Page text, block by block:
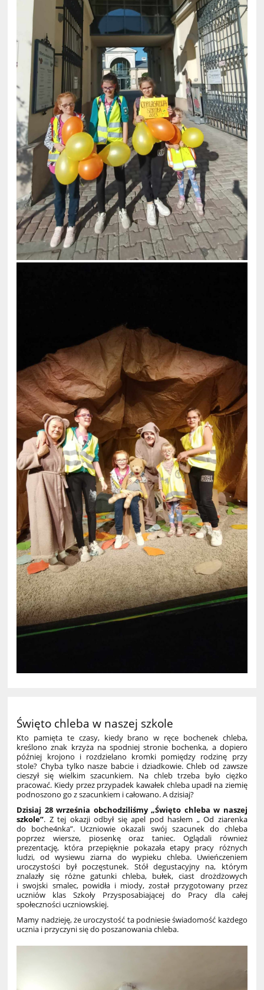
Święto chleba w naszej szkole
Kto pamięta te czasy, kiedy brano w ręce bochenek chleba,
kreślono znak krzyża na spodniej stronie bochenka, a dopiero
później krojono i rozdzielano kromki pomiędzy rodzinę przy
stole? Chyba tylko nasze babcie i dziadkowie. Chleb od zawsze
cieszył się wielkim szacunkiem. Na chleb trzeba było ciężko
pracować. Kiedy przez przypadek kawałek chleba upadł na ziemię
podnoszono go z szacunkiem i całowano. A dzisiaj?
Dzisiaj 28 września obchodziliśmy „Święto chleba w naszej
szkole”. Z tej okazji odbył się apel pod hasłem „ Od ziarenka
do boche4nka”. Uczniowie okazali swój szacunek do chleba
poprzez wiersze, piosenkę oraz taniec. Oglądali również
prezentację, która przepięknie pokazała etapy pracy różnych
ludzi, od wysiewu ziarna do wypieku chleba. Uwieńczeniem
uroczystości był poczęstunek. Stół degustacyjny na, którym
znalazły się różne gatunki chleba, bułek, ciast drożdżowych
i swojski smalec, powidła i miody, został przygotowany przez
uczniów klas Szkoły Przysposabiającej do Pracy dla całej
społeczności uczniowskiej.
Mamy nadzieję, że uroczystość ta podniesie świadomość każdego
ucznia i przyczyni się do poszanowania chleba.